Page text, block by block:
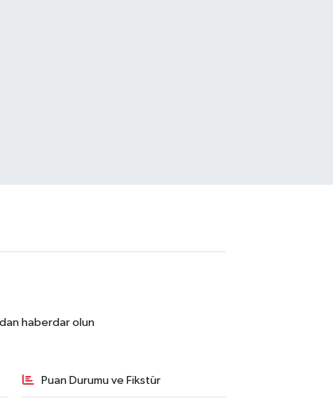
haberdar olun
Puan Durumu ve Fikstür